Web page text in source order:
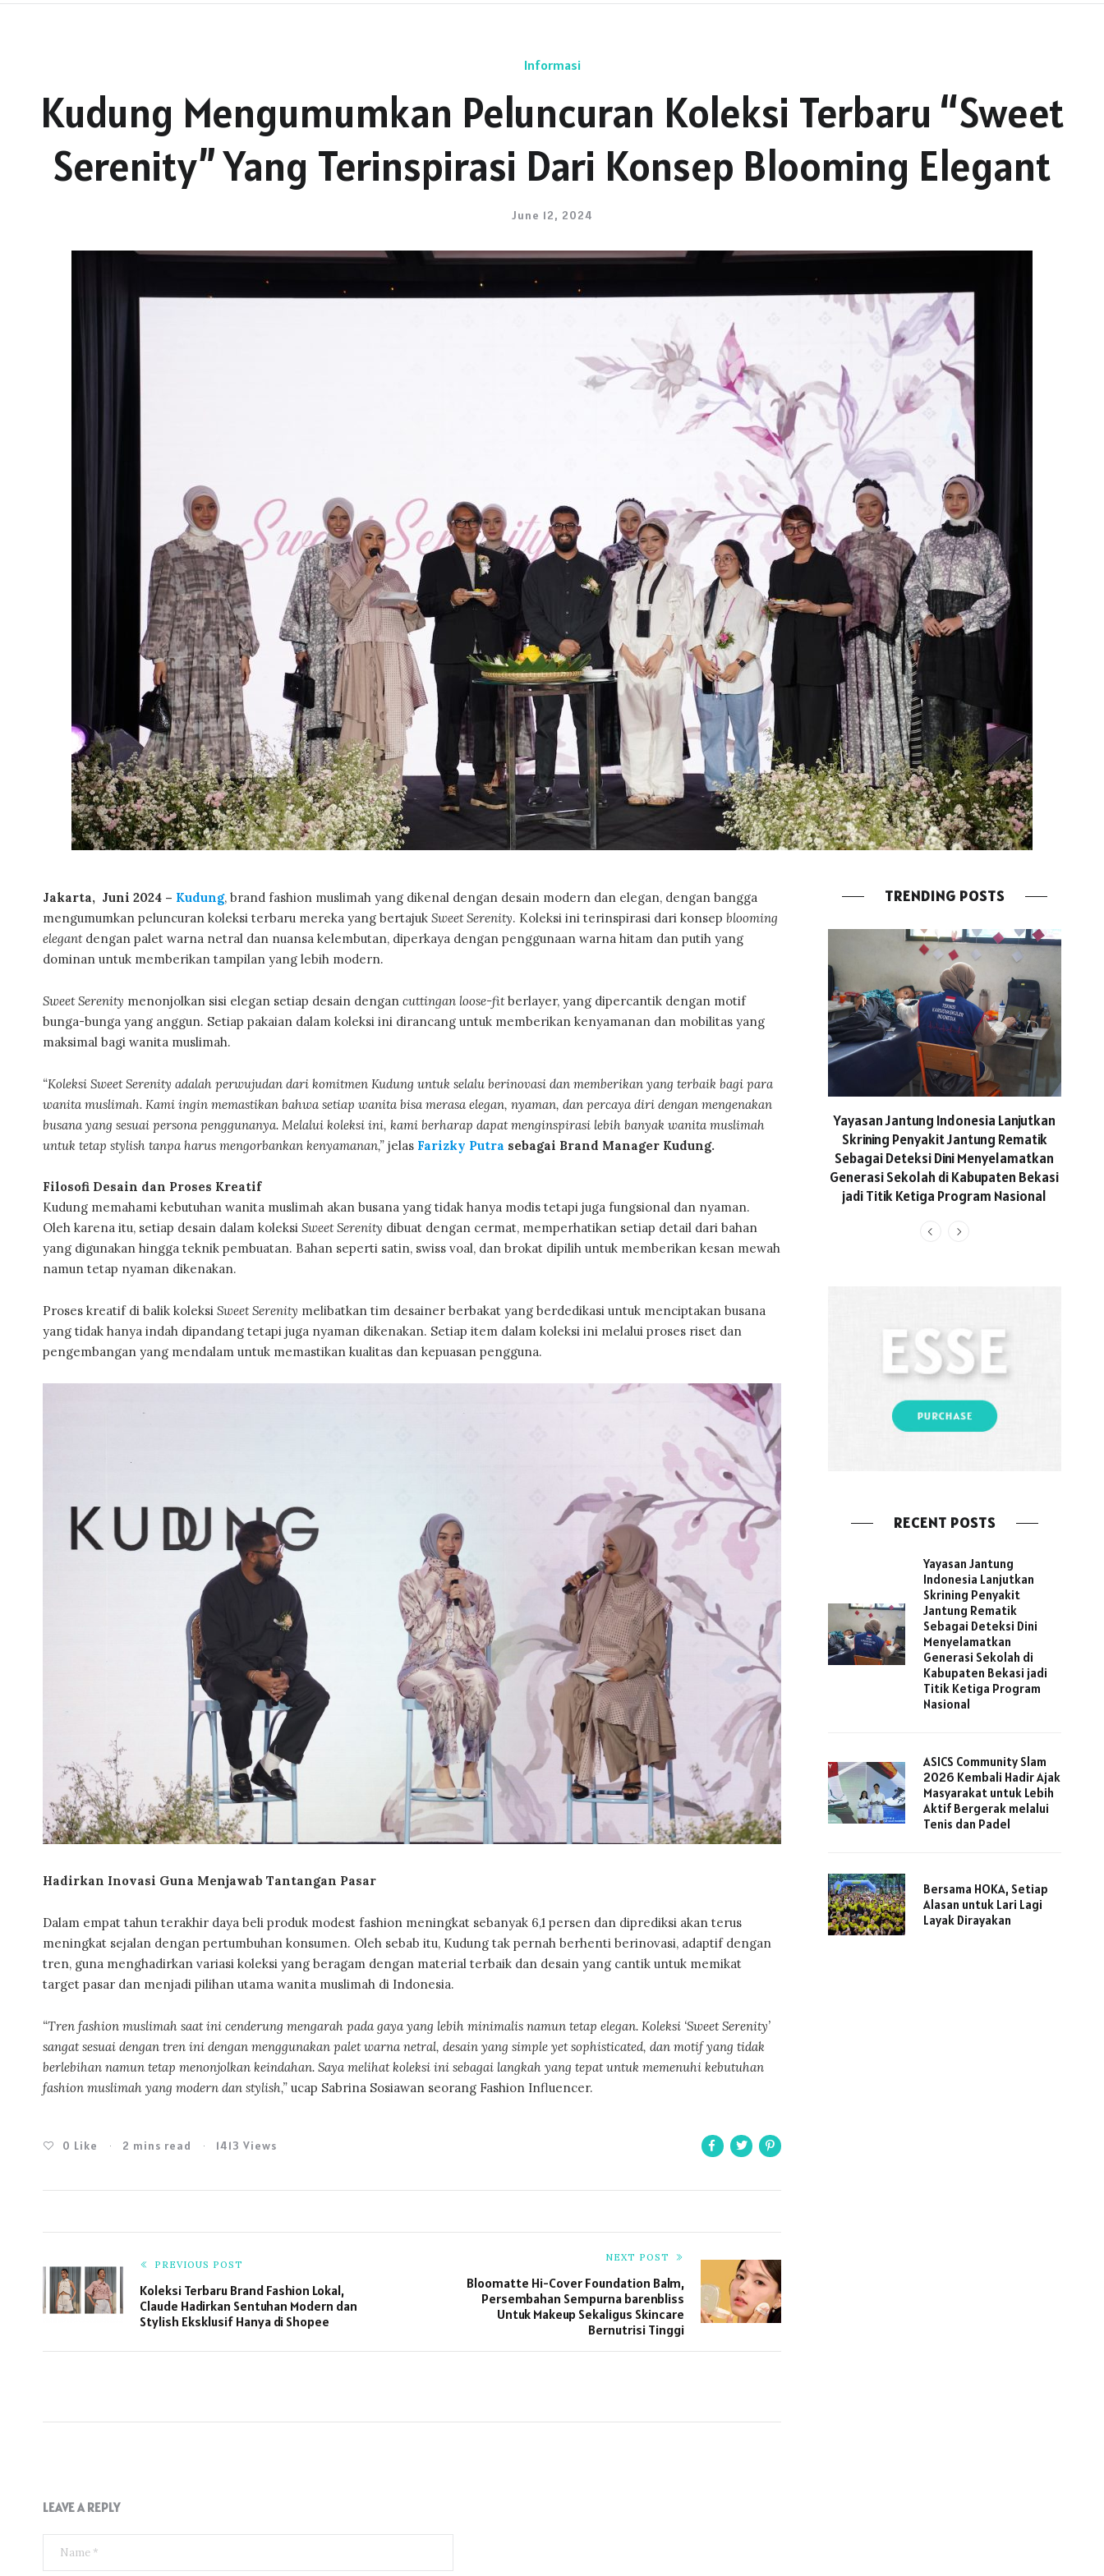
Informasi
Kudung Mengumumkan Peluncuran Koleksi Terbaru “Sweet
Serenity” Yang Terinspirasi Dari Konsep Blooming Elegant
June 12, 2024
Jakarta, Juni 2024 – Kudung, brand fashion muslimah yang dikenal dengan desain modern dan elegan, dengan bangga
mengumumkan peluncuran koleksi terbaru mereka yang bertajuk Sweet Serenity. Koleksi ini terinspirasi dari konsep blooming
elegantdengan palet warna netral dan nuansa kelembutan, diperkaya dengan penggunaan warna hitam dan putih yang
dominan untuk memberikan tampilan yang lebih modern.
Sweet Serenity menonjolkan sisi elegan setiap desain dengan cuttingan loose-fitberlayer, yang dipercantik dengan motif
bunga-bunga yang anggun. Setiap pakaian dalam koleksi ini dirancang untuk memberikan kenyamanan dan mobilitas yang
maksimal bagi wanita muslimah.
“Koleksi Sweet Serenity adalah perwujudan dari komitmen Kudung untuk selalu berinovasi dan memberikan yang terbaik bagi para
wanita muslimah. Kami ingin memastikan bahwa setiap wanita bisa merasa elegan, nyaman, dan percaya diri dengan mengenakan
busana yang sesuai persona penggunanya. Melalui koleksi ini, kami berharap dapat menginspirasi lebih banyak wanita muslimah
untuk tetap stylish tanpa harus mengorbankan kenyamanan,” jelas Farizky Putra sebagai Brand Manager Kudung.
Filosofi Desain dan Proses Kreatif
Kudung memahami kebutuhan wanita muslimah akan busana yang tidak hanya modis tetapi juga fungsional dan nyaman.
Oleh karena itu, setiap desain dalam koleksi Sweet Serenity dibuat dengan cermat, memperhatikan setiap detail dari bahan
yang digunakan hingga teknik pembuatan. Bahan seperti satin, swiss voal, dan brokat dipilih untuk memberikan kesan mewah
namun tetap nyaman dikenakan.
Proses kreatif di balik koleksi Sweet Serenity melibatkan tim desainer berbakat yang berdedikasi untuk menciptakan busana
yang tidak hanya indah dipandang tetapi juga nyaman dikenakan. Setiap item dalam koleksi ini melalui proses riset dan
pengembangan yang mendalam untuk memastikan kualitas dan kepuasan pengguna.
Hadirkan Inovasi Guna Menjawab Tantangan Pasar
Dalam empat tahun terakhir daya beli produk modest fashion meningkat sebanyak 6,1 persen dan diprediksi akan terus
meningkat sejalan dengan pertumbuhan konsumen. Oleh sebab itu, Kudung tak pernah berhenti berinovasi, adaptif dengan
tren, guna menghadirkan variasi koleksi yang beragam dengan material terbaik dan desain yang cantik untuk memikat
target pasar dan menjadi pilihan utama wanita muslimah di Indonesia.
“Tren fashion muslimah saat ini cenderung mengarah pada gaya yang lebih minimalis namun tetap elegan. Koleksi ‘Sweet Serenity’
sangat sesuai dengan tren ini dengan menggunakan palet warna netral, desain yang simple yet sophisticated, dan motif yang tidak
berlebihan namun tetap menonjolkan keindahan. Saya melihat koleksi ini sebagai langkah yang tepat untuk memenuhi kebutuhan
fashion muslimah yang modern dan stylish,” ucap Sabrina Sosiawan seorang Fashion Influencer.
0 Like 2 mins read 1413 Views
PREVIOUS POST
Koleksi Terbaru Brand Fashion Lokal,
Claude Hadirkan Sentuhan Modern dan
Stylish Eksklusif Hanya di Shopee
NEXT POST
Bloomatte Hi-Cover Foundation Balm,
Persembahan Sempurna barenbliss
Untuk Makeup Sekaligus Skincare
Bernutrisi Tinggi
LEAVE A REPLY
TRENDING POSTS
Yayasan Jantung Indonesia Lanjutkan
Skrining Penyakit Jantung Rematik
Sebagai Deteksi Dini Menyelamatkan
Generasi Sekolah di Kabupaten Bekasi
jadi Titik Ketiga Program Nasional
RECENT POSTS
Yayasan Jantung
Indonesia Lanjutkan
Skrining Penyakit
Jantung Rematik
Sebagai Deteksi Dini
Menyelamatkan
Generasi Sekolah di
Kabupaten Bekasi jadi
Titik Ketiga Program
Nasional
ASICS Community Slam
2026 Kembali Hadir Ajak
Masyarakat untuk Lebih
Aktif Bergerak melalui
Tenis dan Padel
Bersama HOKA, Setiap
Alasan untuk Lari Lagi
Layak Dirayakan